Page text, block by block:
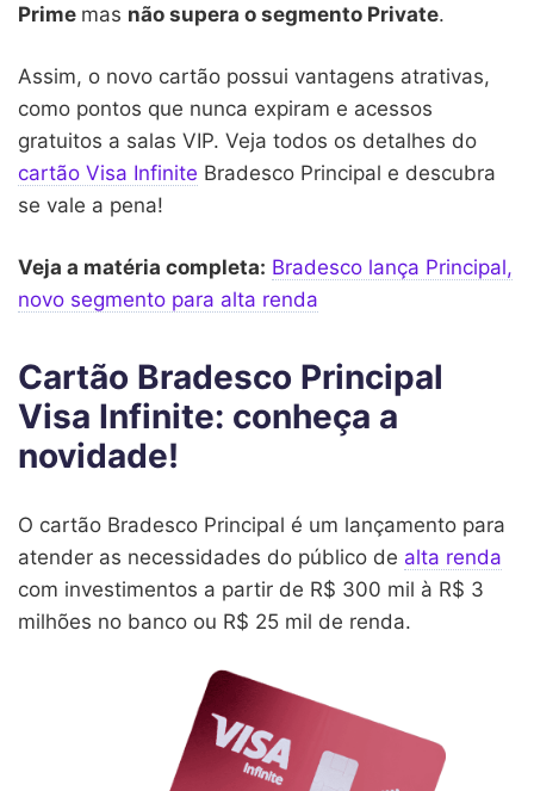
Prime mas não supera o segmento Private.
Assim, o novo cartão possui vantagens atrativas,
como pontos que nunca expiram e acessos
gratuitos a salas VIP. Veja todos os detalhes do
cartão Visa Infinite Bradesco Principal e descubra
se vale a pena!
Veja a matéria completa: Bradesco lança Principal,
novo segmento para alta renda
Cartão Bradesco Principal
Visa Infinite: conheça a
novidade!
O cartão Bradesco Principal é um lançamento para
atender as necessidades do público de alta renda
com investimentos a partir de R$ 300 mil à R$ 3
milhões no banco ou R$ 25 mil de renda.